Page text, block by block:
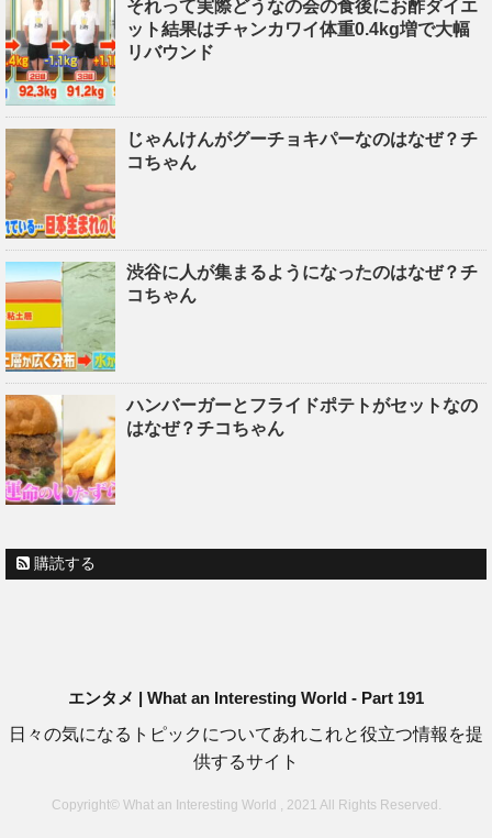
それって実際どうなの会の食後にお酢ダイエ
ット結果はチャンカワイ体重0.4kg増で大幅
リバウンド
じゃんけんがグーチョキパーなのはなぜ？チ
コちゃん
渋谷に人が集まるようになったのはなぜ？チ
コちゃん
ハンバーガーとフライドポテトがセットなの
はなぜ？チコちゃん
購読する
エンタメ | What an Interesting World - Part 191
日々の気になるトピックについてあれこれと役立つ情報を提
供するサイト
Copyright© What an Interesting World , 2021 All Rights Reserved.